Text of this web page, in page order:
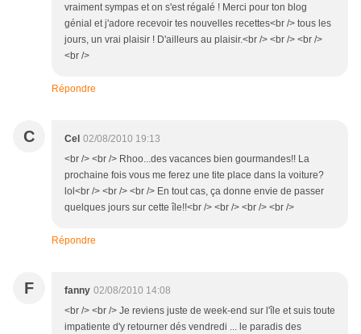
vraiment sympas et on s'est régalé ! Merci pour ton blog
génial et j'adore recevoir tes nouvelles recettes<br /> tous les
jours, un vrai plaisir ! D'ailleurs au plaisir.<br /> <br /> <br />
<br />
Répondre
C Cel 02/08/2010 19:13
<br /> <br /> Rhoo...des vacances bien gourmandes!! La
prochaine fois vous me ferez une tite place dans la voiture?
lol<br /> <br /> <br /> En tout cas, ça donne envie de passer
quelques jours sur cette île!!<br /> <br /> <br /> <br />
Répondre
F fanny 02/08/2010 14:08
<br /> <br /> Je reviens juste de week-end sur l'île et suis toute
impatiente d'y retourner dés vendredi ... le paradis des